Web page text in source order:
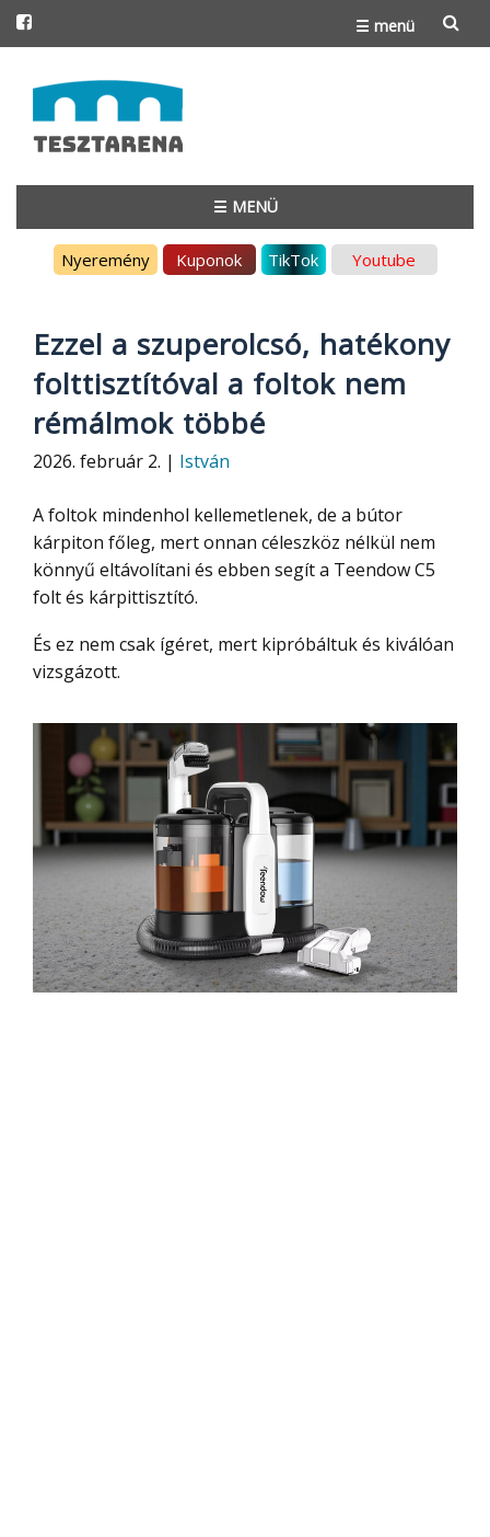
☰ menü
to
content
☰ MENÜ
Nyeremény Kuponok TikTok Youtube
Ezzel a szuperolcsó, hatékony
folttisztítóval a foltok nem
rémálmok többé
2026. február 2. | István
A foltok mindenhol kellemetlenek, de a bútor
kárpiton főleg, mert onnan céleszköz nélkül nem
könnyű eltávolítani és ebben segít a Teendow C5
folt és kárpittisztító.
És ez nem csak ígéret, mert kipróbáltuk és kiválóan
vizsgázott.